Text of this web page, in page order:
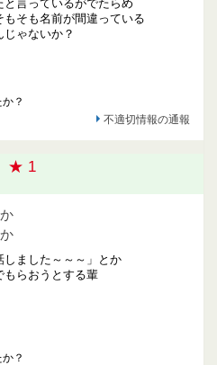
言っているがでたらめ
そも名前が間違っている
ゃないか？
？
不適切情報の通報
★ 1
しました～～～」とか
もらおうとする輩
？